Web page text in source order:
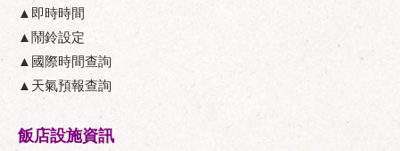
▲即時時間
▲鬧鈴設定
▲國際時間查詢
▲天氣預報查詢
飯店設施資訊